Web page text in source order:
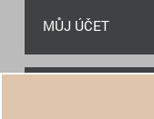
MŮJ ÚČET